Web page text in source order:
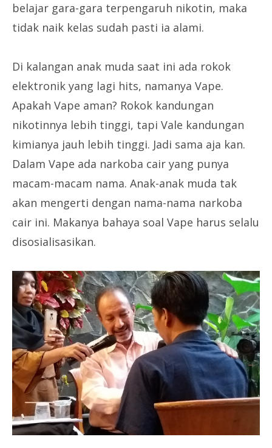
belajar gara-gara terpengaruh nikotin, maka
tidak naik kelas sudah pasti ia alami.
Di kalangan anak muda saat ini ada rokok
elektronik yang lagi hits, namanya Vape.
Apakah Vape aman? Rokok kandungan
nikotinnya lebih tinggi, tapi Vale kandungan
kimianya jauh lebih tinggi. Jadi sama aja kan.
Dalam Vape ada narkoba cair yang punya
macam-macam nama. Anak-anak muda tak
akan mengerti dengan nama-nama narkoba
cair ini. Makanya bahaya soal Vape harus selalu
disosialisasikan.